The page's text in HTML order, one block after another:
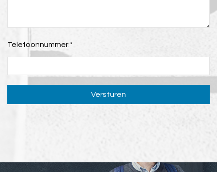
Telefoonnummer:*
Versturen